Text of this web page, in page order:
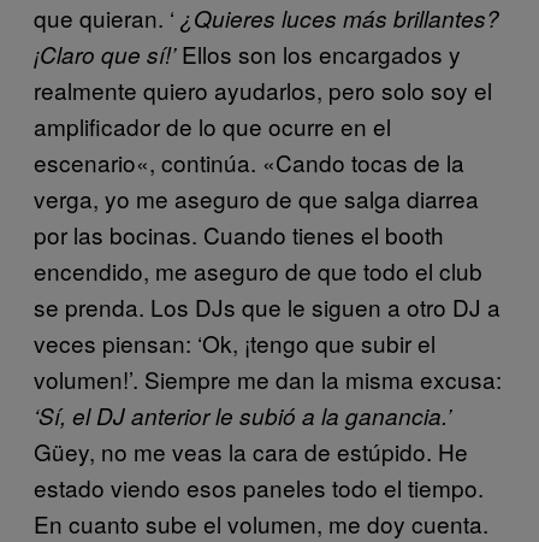
que quieran. ‘ ¿Quieres luces más brillantes?
¡Claro que sí!’Ellos son los encargados y
realmente quiero ayudarlos, pero solo soy el
amplificador de lo que ocurre en el
escenario«, continúa. «Cando tocas de la
verga, yo me aseguro de que salga diarrea
por las bocinas. Cuando tienes el booth
encendido, me aseguro de que todo el club
se prenda. Los DJs que le siguen a otro DJ a
veces piensan: ‘Ok, ¡tengo que subir el
volumen!’. Siempre me dan la misma excusa:
‘Sí, el DJ anterior le subió a la ganancia.’
Güey, no me veas la cara de estúpido. He
estado viendo esos paneles todo el tiempo.
En cuanto sube el volumen, me doy cuenta.